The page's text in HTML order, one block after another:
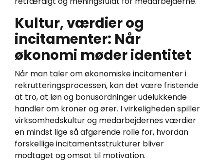
Kultur, værdier og
incitamenter: Når
økonomi møder identitet
Når man taler om økonomiske incitamenter i
rekrutteringsprocessen, kan det være fristende
at tro, at løn og bonusordninger udelukkende
handler om kroner og ører. I virkeligheden spiller
virksomhedskultur og medarbejdernes værdier
en mindst lige så afgørende rolle for, hvordan
forskellige incitamentsstrukturer bliver
modtaget og omsat til motivation.